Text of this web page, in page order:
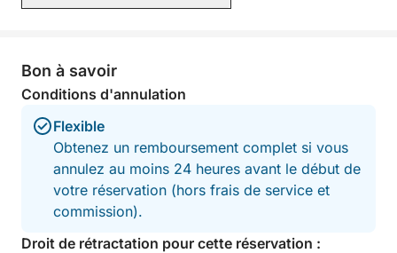
fut l'un des moments forts de notre
passer une journée inoubliable sur
l'eau. Encore merci, Marco et Matteo.
Au plaisir de vous revoir !
Bon à savoir
Conditions d'annulation
Flexible
Obtenez un remboursement complet si vous
annulez au moins 24 heures avant le début de
votre réservation (hors frais de service et
commission).
Droit de rétractation pour cette réservation :